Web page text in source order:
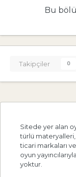
Bu
Takipçiler 0
Sitede yer alan
türlü materyalleri,
ticari markaları
oyun
yoktur.